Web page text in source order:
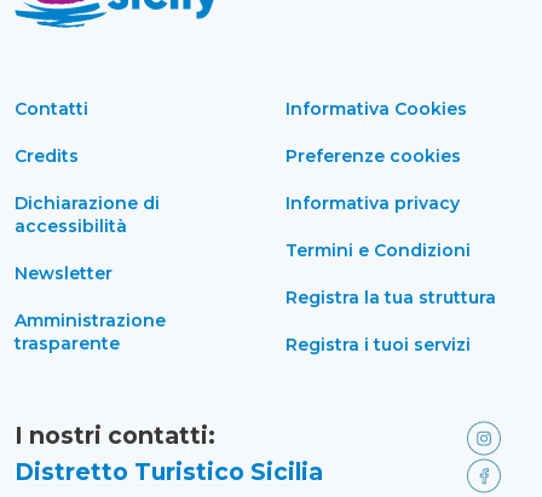
Contatti
Credits
Dichiarazione di
accessibilità
Newsletter
Amministrazione
trasparente
Informativa Cookies
Preferenze cookies
Informativa privacy
Termini e Condizioni
Registra la tua struttura
Registra i tuoi servizi
I nostri contatti:
Distretto Turistico Sicilia